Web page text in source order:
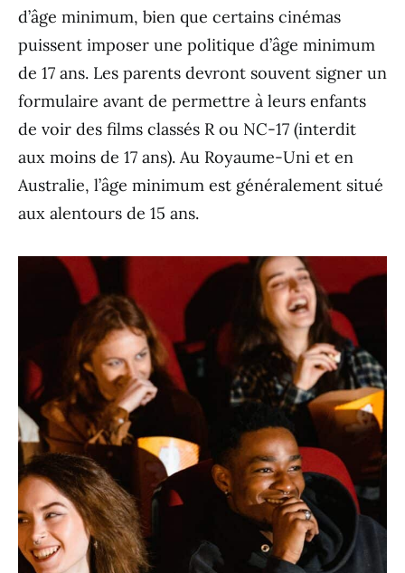
d’âge minimum, bien que certains cinémas
puissent imposer une politique d’âge minimum
de 17 ans. Les parents devront souvent signer un
formulaire avant de permettre à leurs enfants
de voir des films classés R ou NC-17 (interdit
aux moins de 17 ans). Au Royaume-Uni et en
Australie, l’âge minimum est généralement situé
aux alentours de 15 ans.